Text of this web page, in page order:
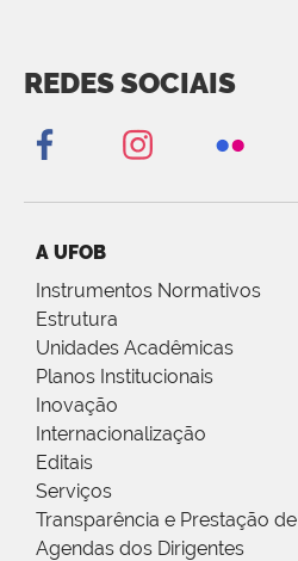
REDES SOCIAIS
A UFOB
Instrumentos Normativos
Estrutura
Unidades Acadêmicas
Planos Institucionais
Inovação
Internacionalização
Editais
Serviços
Transparência e Prestação
Agendas dos Dirigentes